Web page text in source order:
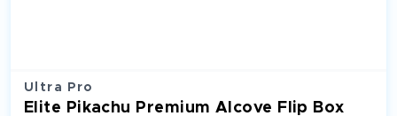
Ultra Pro
Elite Pikachu Premium Alcove Flip Box